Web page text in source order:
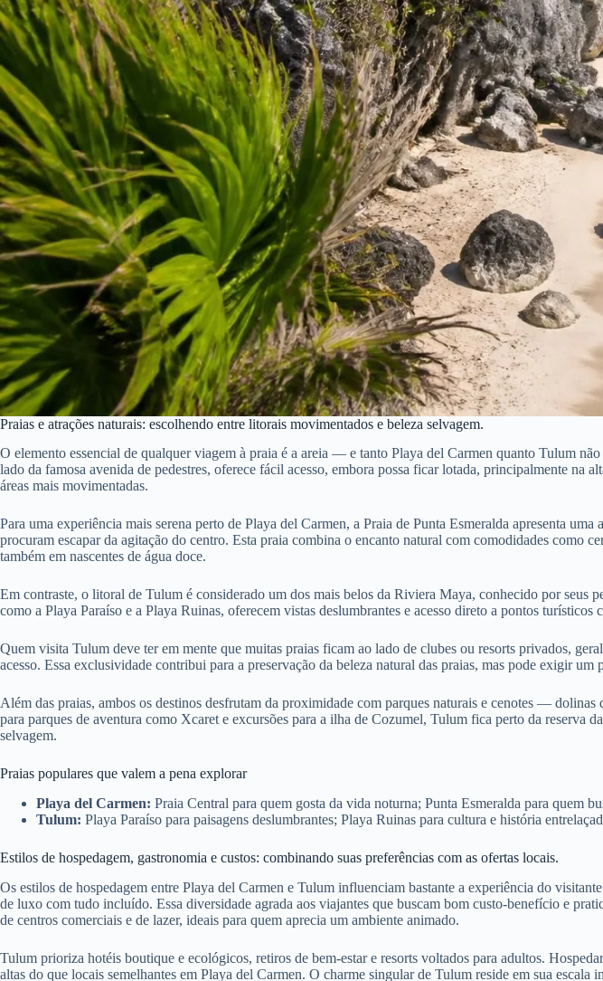
Praias e atrações naturais: escolhendo entre litorais movimentados e beleza selvagem.
O elemento essencial de qualquer viagem à praia é a areia — e tanto Playa del Carmen quanto Tulum
lado da famosa avenida de pedestres, oferece fácil acesso, embora possa ficar lotada, principalmente
áreas mais movimentadas.
Para uma experiência mais serena perto de Playa del Carmen, a Praia de Punta Esmeralda apresenta
procuram escapar da agitação do centro. Esta praia combina o encanto natural com comodidades como
também em nascentes de água doce.
Em contraste, o litoral de Tulum é considerado um dos mais belos da Riviera Maya, conhecido por seus
como a Playa Paraíso e a Playa Ruinas, oferecem vistas deslumbrantes e acesso direto a pontos
Quem visita Tulum deve ter em mente que muitas praias ficam ao lado de clubes ou resorts privados,
acesso. Essa exclusividade contribui para a preservação da beleza natural das praias, mas pode exigir
Além das praias, ambos os destinos desfrutam da proximidade com parques naturais e cenotes —
para parques de aventura como Xcaret e excursões para a ilha de Cozumel, Tulum fica perto da
selvagem.
Praias populares que valem a pena explorar
Playa del Carmen: Praia Central para quem gosta da vida noturna; Punta Esmeralda para quem
Tulum: Playa Paraíso para paisagens deslumbrantes; Playa Ruinas para cultura e história
Estilos de hospedagem, gastronomia e custos: combinando suas preferências com as ofertas locais.
Os estilos de hospedagem entre Playa del Carmen e Tulum influenciam bastante a experiência do
de luxo com tudo incluído. Essa diversidade agrada aos viajantes que buscam bom custo-benefício e
de centros comerciais e de lazer, ideais para quem aprecia um ambiente animado.
Tulum prioriza hotéis boutique e ecológicos, retiros de bem-estar e resorts voltados para adultos.
altas do que locais semelhantes em Playa del Carmen. O charme singular de Tulum reside em sua